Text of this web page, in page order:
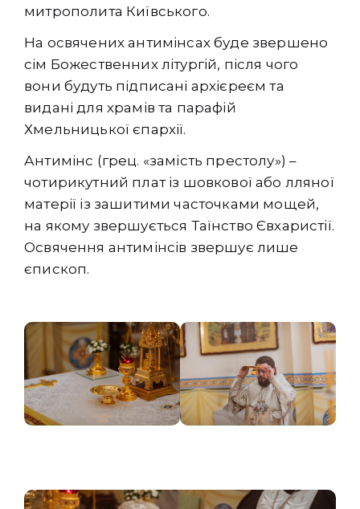
митрополита Київського.
На освячених антимінсах буде звершено
сім Божественних літургій, після чого
вони будуть підписані архієреєм та
видані для храмів та парафій
Хмельницької єпархії.
Антимінс (грец. «замість престолу») –
чотирикутний плат із шовкової або лляної
матерії із зашитими часточками мощей,
на якому звершується Таїнство Євхаристії.
Освячення антимінсів звершує лише
єпископ.